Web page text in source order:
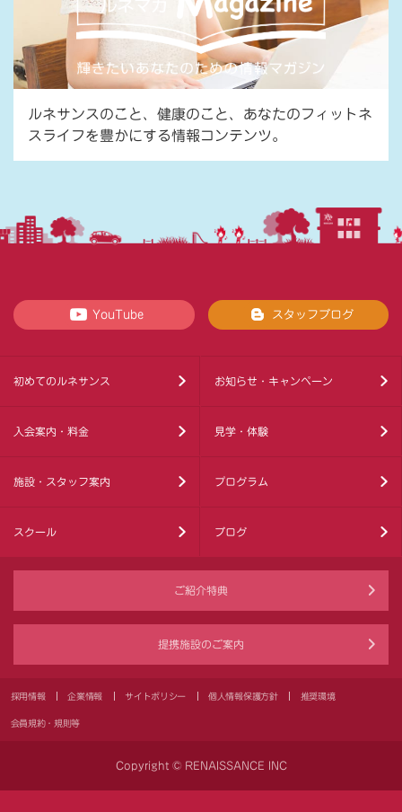
ルネサンスのこと、健康のこと、あなたのフィットネ
スライフを豊かにする情報コンテンツ。
YouTube スタッフブログ
初めてのルネサンス お知らせ・キャンペーン
入会案内・料金 見学・体験
施設・スタッフ案内 プログラム
スクール ブログ
ご紹介特典
提携施設のご案内
採用情報 企業情報 サイトポリシー 個人情報保護方針 推奨環境
会員規約・規則等
Copyright © RENAISSANCE INC